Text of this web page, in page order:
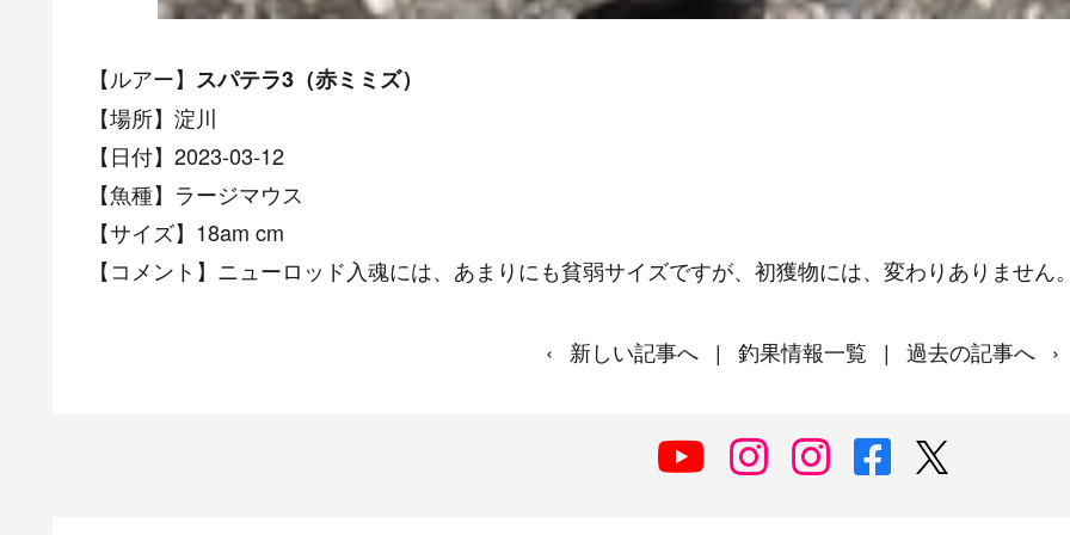
【ルアー】 スパテラ3（赤ミミズ）
【場所】淀川
【日付】2023-03-12
【魚種】ラージマウス
【サイズ】18am cm
【コメント】ニューロッド入魂には、あまりにも貧弱サイズですが、初獲物には、変わりありません
‹ 新しい記事へ | 釣果情報一覧 | 過去の記事へ ›